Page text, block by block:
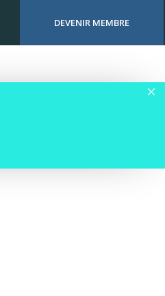
DEVENIR MEMBRE